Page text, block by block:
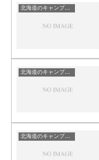
北海道のキャンプ場一覧
北海道のキャンプ場一覧
北海道のキャンプ場一覧